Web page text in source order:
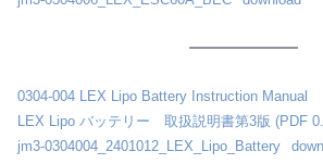
0304-004 LEX Lipo Battery Instruction Manual
LEX Lipo バッテリー 取扱説明書第3版 (PDF
jm3-0304004_2401012_LEX_Lipo_Battery